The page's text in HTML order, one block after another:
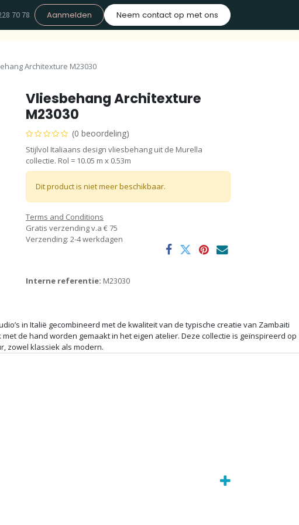
70 78 Aanmelden Neem contact op met ons
Architexture M23030
Vliesbehang Architexture
M23030
(0 beoordeling)
Stijlvol Italiaans design vliesbehang uit de Murella
collectie. Rol = 10.05 m x 0.53m
Dit product is niet meer beschikbaar.
Terms and Conditions
Gratis verzending v.a € 75
Verzending: 2-4 werkdagen
Interne referentie: M23030
in Italië gecombineerd met de kwaliteit van de typische creatie van Zambaiti
de hand worden gemaakt in het eigen atelier. Deze collectie is geïnspireerd op
zowel klassiek als modern.